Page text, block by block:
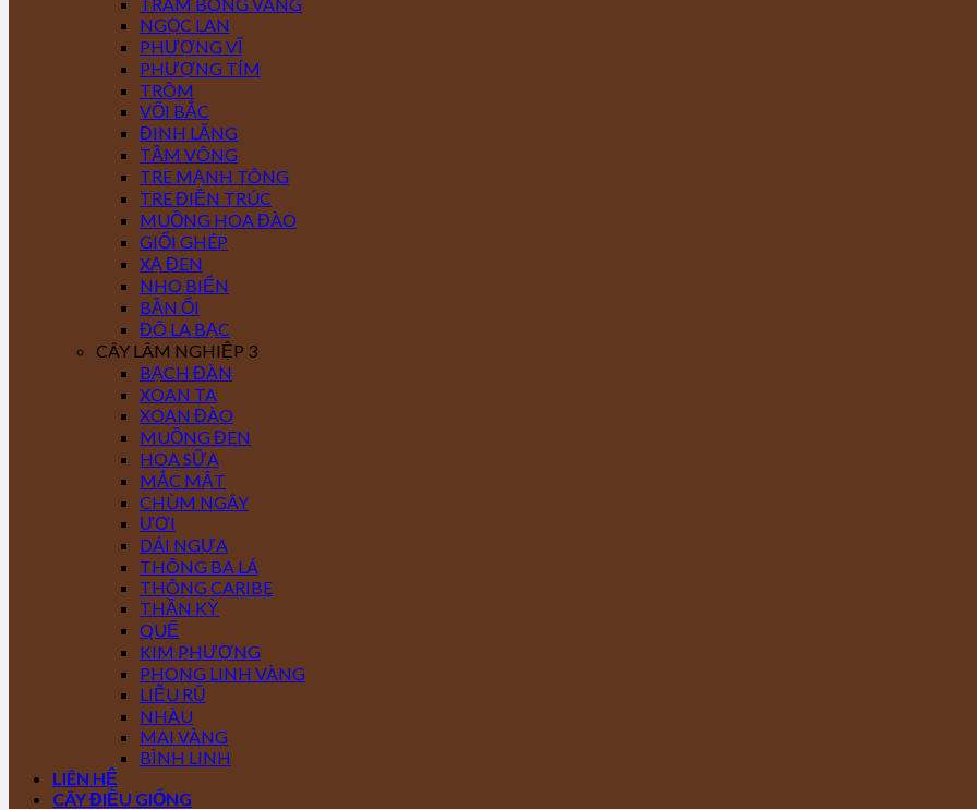
NGỌC LAN
PHƯỢNG VĨ
PHƯỢNG TÍM
TRÔM
VỐI BẮC
ĐINH LĂNG
TẦM VÔNG
TRE MẠNH TÔNG
TRE ĐIỀN TRÚC
MUỒNG HOA ĐÀO
GIỔI GHÉP
XẠ ĐEN
NHO BIỂN
BẦN ỔI
ĐÔ LA BẠC
CÂY LÂM NGHIỆP 3
BẠCH ĐÀN
XOAN TA
XOAN ĐÀO
MUỒNG ĐEN
HOA SỮA
MẮC MẬT
CHÙM NGÂY
ƯƠI
DÁI NGỰA
THÔNG BA LÁ
THÔNG CARIBE
THẦN KỲ
QUẾ
KIM PHƯỢNG
PHONG LINH VÀNG
LIỄU RŨ
NHÀU
MAI VÀNG
BÌNH LINH
LIÊN HỆ
CÂY ĐIỀU GIỐNG